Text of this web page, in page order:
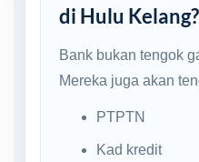
di Hulu Kelang?
Bank bukan tengok
Mereka juga akan
PTPTN
Kad kredit